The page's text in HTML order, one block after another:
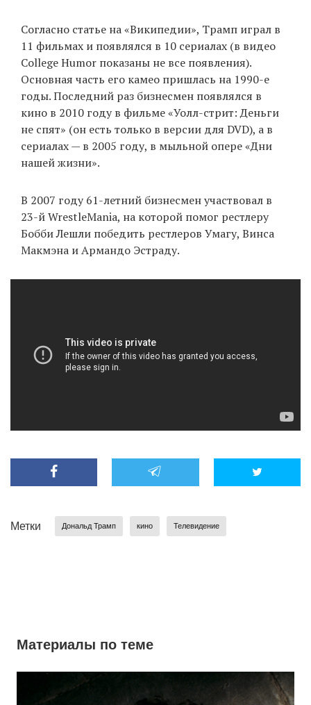
Согласно статье на «Википедии», Трамп играл в
11 фильмах и появлялся в 10 сериалах (в видео
College Humor показаны не все появления).
Основная часть его камео пришлась на 1990-е
годы. Последний раз бизнесмен появлялся в
кино в 2010 году в фильме «Уолл-стрит: Деньги
не спят» (он есть только в версии для DVD), а в
сериалах — в 2005 году, в мыльной опере «Дни
нашей жизни».
В 2007 году 61-летний бизнесмен участвовал в
23-й WrestleMania, на которой помог рестлеру
Бобби Лешли победить рестлеров Умагу, Винса
Макмэна и Армандо Эстраду.
Метки Дональд Трамп кино Телевидение
Материалы по теме